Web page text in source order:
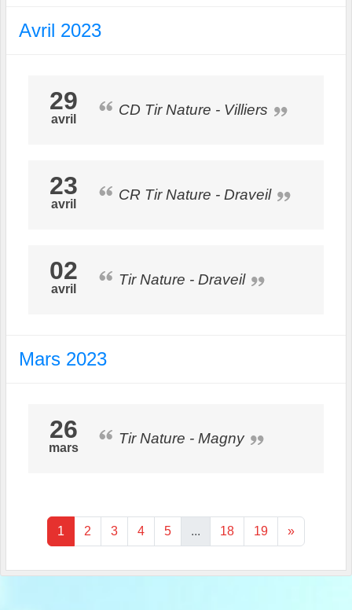
Avril 2023
29
avril
CD Tir Nature - Villiers
23
avril
CR Tir Nature - Draveil
02
avril
Tir Nature - Draveil
Mars 2023
26
mars
Tir Nature - Magny
1 2 3 4 5 ... 18 19 »